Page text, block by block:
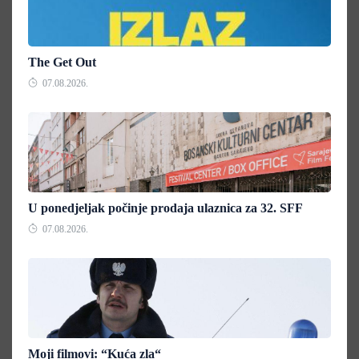
The Get Out
07.08.2026.
U ponedjeljak počinje prodaja ulaznica za 32. SFF
07.08.2026.
Moji filmovi: “Kuća zla“